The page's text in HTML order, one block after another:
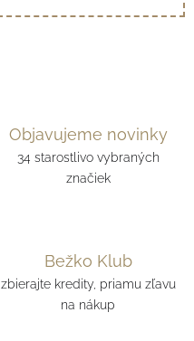
Objavujeme novinky
34 starostlivo vybraných
značiek
Bežko Klub
zbierajte kredity, priamu zľavu
na nákup